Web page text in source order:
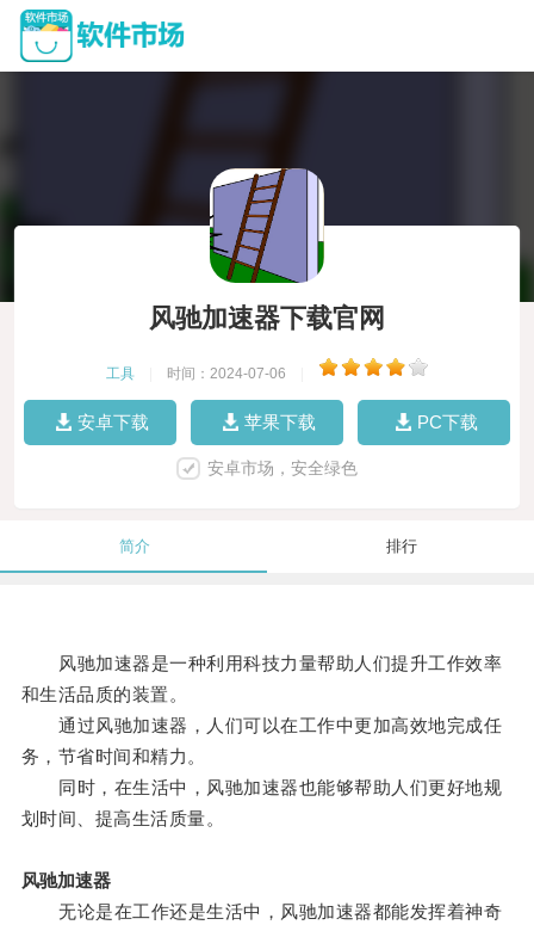
风驰加速器下载官网
工具 时间：2024-07-06
安卓下载 苹果下载 PC下载
安卓市场，安全绿色
简介 排行
风驰加速器是一种利用科技力量帮助人们提升工作效率
和生活品质的装置。
通过风驰加速器，人们可以在工作中更加高效地完成任
务，节省时间和精力。
同时，在生活中，风驰加速器也能够帮助人们更好地规
划时间、提高生活质量。
风驰加速器
无论是在工作还是生活中，风驰加速器都能发挥着神奇